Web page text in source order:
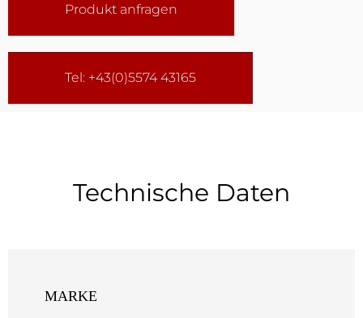
Produkt anfragen
Tel: +43(0)5574 43165
Technische Daten
MARKE